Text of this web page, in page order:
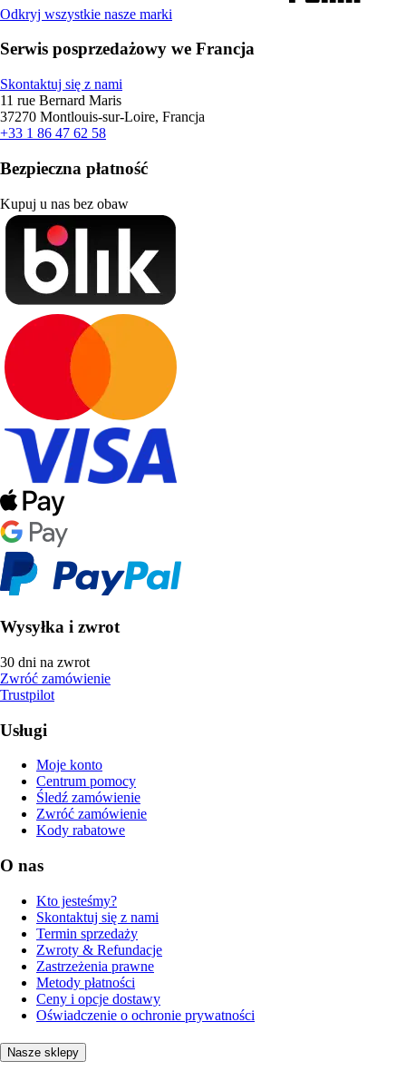
Odkryj wszystkie nasze marki
Serwis posprzedażowy we Francja
Skontaktuj się z nami
11 rue Bernard Maris
37270 Montlouis-sur-Loire, Francja
+33 1 86 47 62 58
Bezpieczna płatność
Kupuj u nas bez obaw
Wysyłka i zwrot
30 dni na zwrot
Zwróć zamówienie
Trustpilot
Usługi
Moje konto
Centrum pomocy
Śledź zamówienie
Zwróć zamówienie
Kody rabatowe
O nas
Kto jesteśmy?
Skontaktuj się z nami
Termin sprzedaży
Zwroty & Refundacje
Zastrzeżenia prawne
Metody płatności
Ceny i opcje dostawy
Oświadczenie o ochronie prywatności
Nasze sklepy